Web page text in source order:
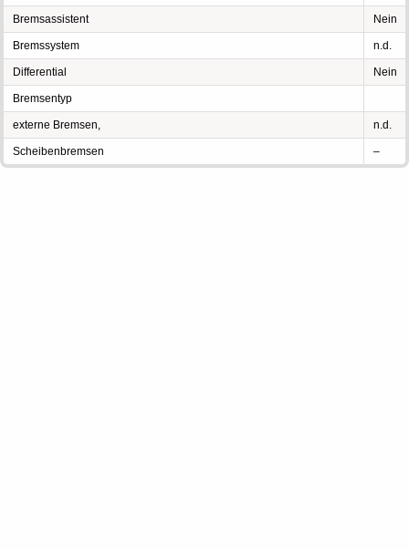
Bremsassistent Nein
Bremssystem n.d.
Differential Nein
Bremsentyp
externe Bremsen, n.d.
Scheibenbremsen –